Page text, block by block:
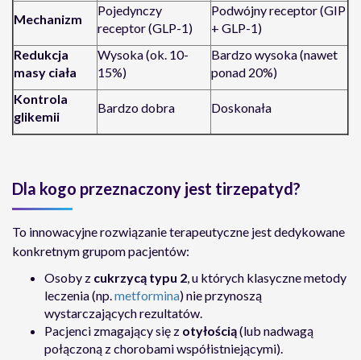
Mechanizm
Pojedynczy
receptor (GLP-1)
Podwójny receptor (GIP
+ GLP-1)
Redukcja
masy ciała
Wysoka (ok. 10-
15%)
Bardzo wysoka (nawet
ponad 20%)
Kontrola
glikemii
Bardzo dobra Doskonała
Dla kogo przeznaczony jest tirzepatyd?
To innowacyjne rozwiązanie terapeutyczne jest dedykowane
konkretnym grupom pacjentów:
Osoby z cukrzycą typu 2, u których klasyczne metody
leczenia (np.metformina) nie przynoszą
wystarczających rezultatów.
Pacjenci zmagający się z otyłością(lub nadwagą
połączoną z chorobami współistniejącymi).